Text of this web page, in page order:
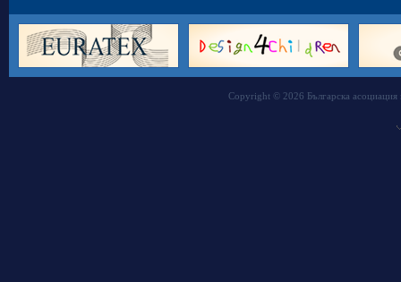
Copyright © 2026 Българска асоциация